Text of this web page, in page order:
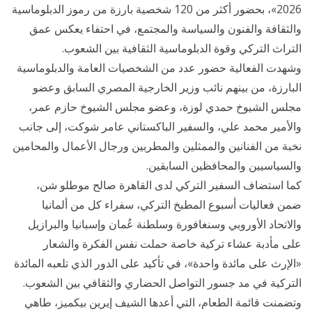
2026»، بحضور أكثر من 120 شخصية بارزة من رموز الدبلوماسية
والثقافة والفنون والسياسة والمجتمع، في احتفاء يعكس عمق
التراث التركي وقوة الدبلوماسية الثقافية بين الشعوب.
وشهدت الفعالية حضور عدد من الشخصيات العامة والدبلوماسية
البارزة، من بينهم نائب وزير الخارجية المصري السابق وعضو
مجلس الشيوخ حمدي لوزة، وعضو مجلس الشيوخ حازم عمر،
والأمير محمد علي، والسفير الباكستاني عامر شوكت، إلى جانب
نخبة من الفنانين والممثلين والمطربين ورجال الأعمال والمحامين
والسياسيين والمحافظين السابقين.
كما استضاف السفير التركي لدى القاهرة صالح موطلو شن،
ضمن فعاليات أسبوع المطبخ التركي، سفراء كل من ألمانيا
والاتحاد الأوروبي وسنغافورة وسلطنة عُمان وإسبانيا والبرازيل
على مأدبة عشاء تركية خاصة حملت نفس الفكرة والشعار
«الإرث على مائدة واحدة»، في تأكيد على الدور الذي تلعبه المائدة
التركية في مد جسور التواصل الحضاري والثقافي بين الشعوب.
وتضمنت قائمة الطعام، التي أعدها الشيف إيرين بيكميز، طاهي